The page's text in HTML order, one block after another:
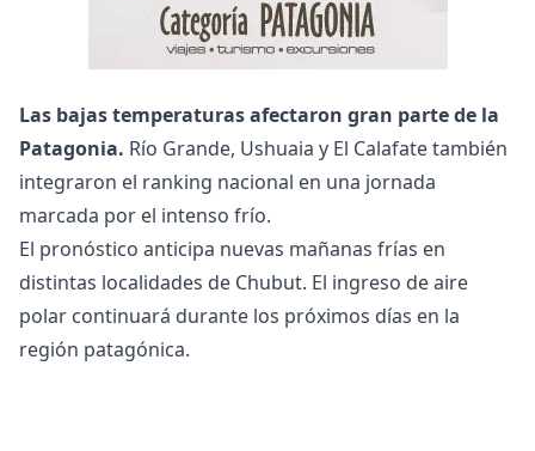
Las bajas temperaturas afectaron gran parte de la
Patagonia. Río Grande, Ushuaia y El Calafate también
integraron el ranking nacional en una jornada
marcada por el intenso frío.
El pronóstico anticipa nuevas mañanas frías en
distintas localidades de Chubut. El ingreso de aire
polar continuará durante los próximos días en la
región patagónica.